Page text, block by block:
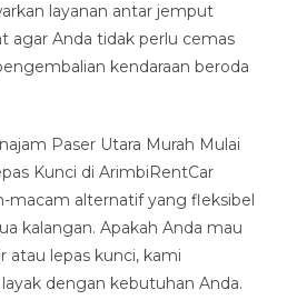
layanan antar jemput
agar Anda tidak perlu cemas
kendaraan beroda
Paser Utara Murah Mulai
Kunci di ArimbiRentCar
macam alternatif yang fleksibel
kalangan. Apakah Anda mau
atau lepas kunci, kami
dengan kebutuhan Anda.